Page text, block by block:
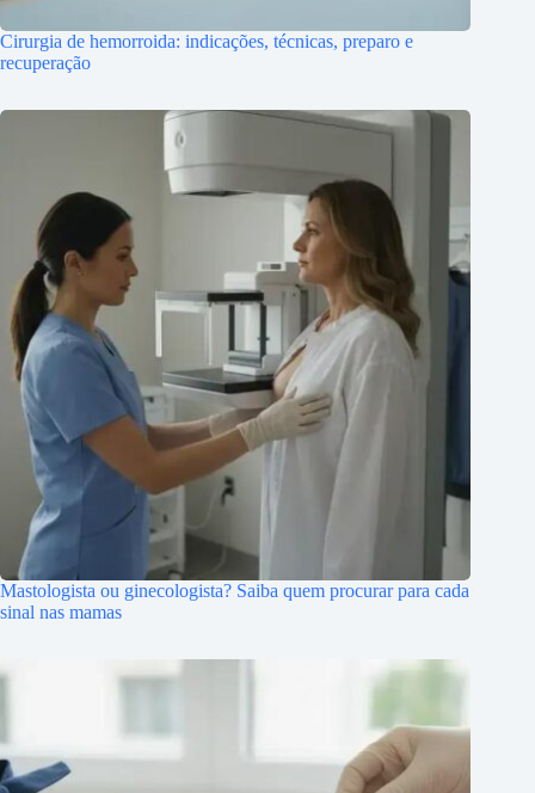
Cirurgia de hemorroida: indicações, técnicas, preparo e
recuperação
Mastologista ou ginecologista? Saiba quem procurar para cada
sinal nas mamas